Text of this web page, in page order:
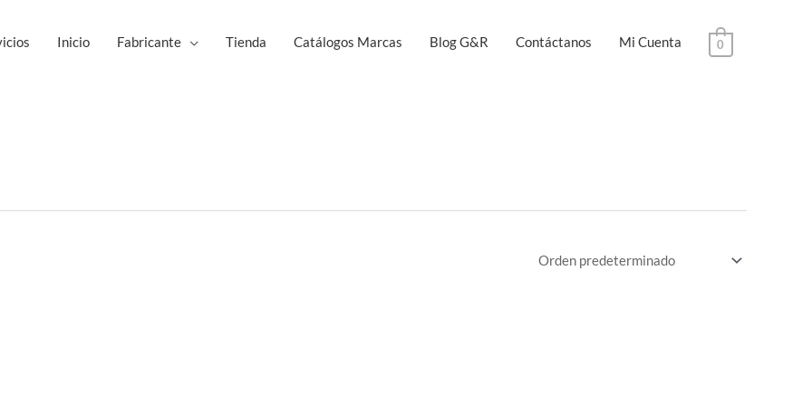
Inicio Fabricante Tienda Catálogos Marcas Blog G&R Contáctanos Mi Cuenta 0